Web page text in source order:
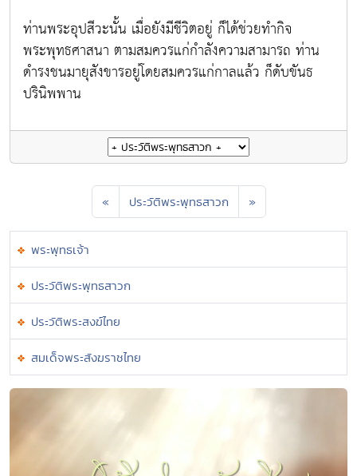
ท่านพระอุปสีวะนั้น เมื่อยังมีชีวิตอยู่ ก็ได้ช่วยทำกิจ
พระพุทธศาสนา ตามสมควรแก่กำลังความสามารถ ท่าน
ดำรงชนมายุสังขารอยู่โดยสมควรแก่กาลแล้ว ก็ดับขันธ
ปรินิพพาน
« ประวัติพระพุทธสาวก »
พระพุทธเจ้า
ประวัติพระพุทธสาวก
ประวัติพระสงฆ์ไทย
สมเด็จพระสังฆราชไทย